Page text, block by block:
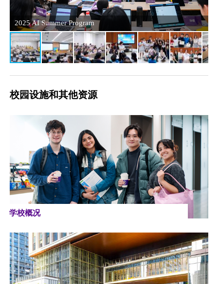
2025 AI Summer Program
校园设施和其他资源
学校概况